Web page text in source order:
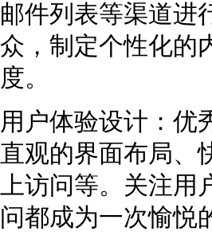
邮件列表等渠道进
众，制定个性化的
度。
用户体验设计：优
直观的界面布局、
上访问等。关注用
问都成为一次愉悦